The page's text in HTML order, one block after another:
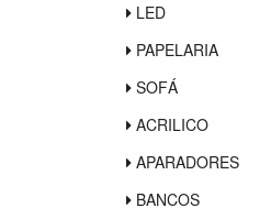
LED
PAPELARIA
SOFÁ
ACRILICO
APARADORES
BANCOS